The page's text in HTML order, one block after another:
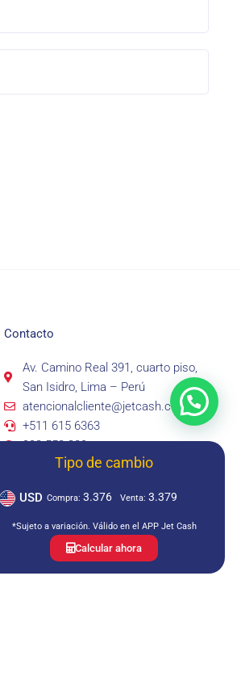
Contacto
Av. Camino Real 391, cuarto piso,
San Isidro, Lima – Perú
atencionalcliente@jetcash.com.pe
+511 615 6363
993 553 239
Lunes a viernes: 9am a 6pm
Tipo de cambio
USD Compra: 3.376 Venta: 3.379
*Sujeto a variación. Válido en el APP Jet Cash
Calcular ahora